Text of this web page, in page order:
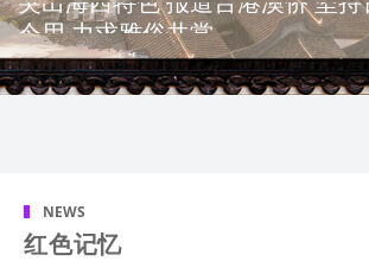
弘扬优秀文化 振奋民族精神 介绍
瑰宝 宣传中华精英
突出海西特色 报道台港澳侨 坚持
NEWS
红色记忆